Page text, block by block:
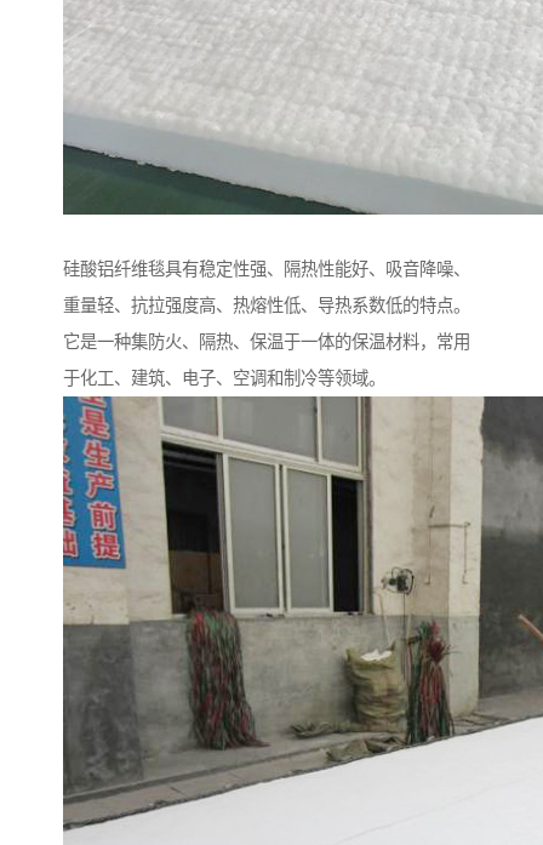
硅酸铝纤维毯具有稳定性强、隔热性能好、吸音降噪、
重量轻、抗拉强度高、热熔性低、导热系数低的特点。
它是一种集防火、隔热、保温于一体的保温材料，常用
于化工、建筑、电子、空调和制冷等领域。